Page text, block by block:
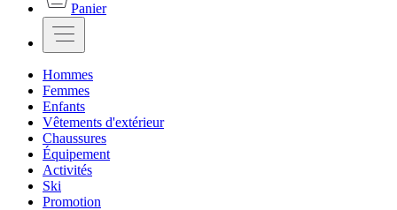
Panier
Hommes
Femmes
Enfants
Vêtements d'extérieur
Chaussures
Équipement
Activités
Ski
Promotion